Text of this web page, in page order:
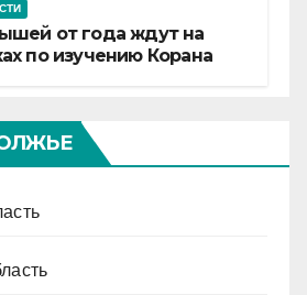
от года ждут на
по изучению Корана